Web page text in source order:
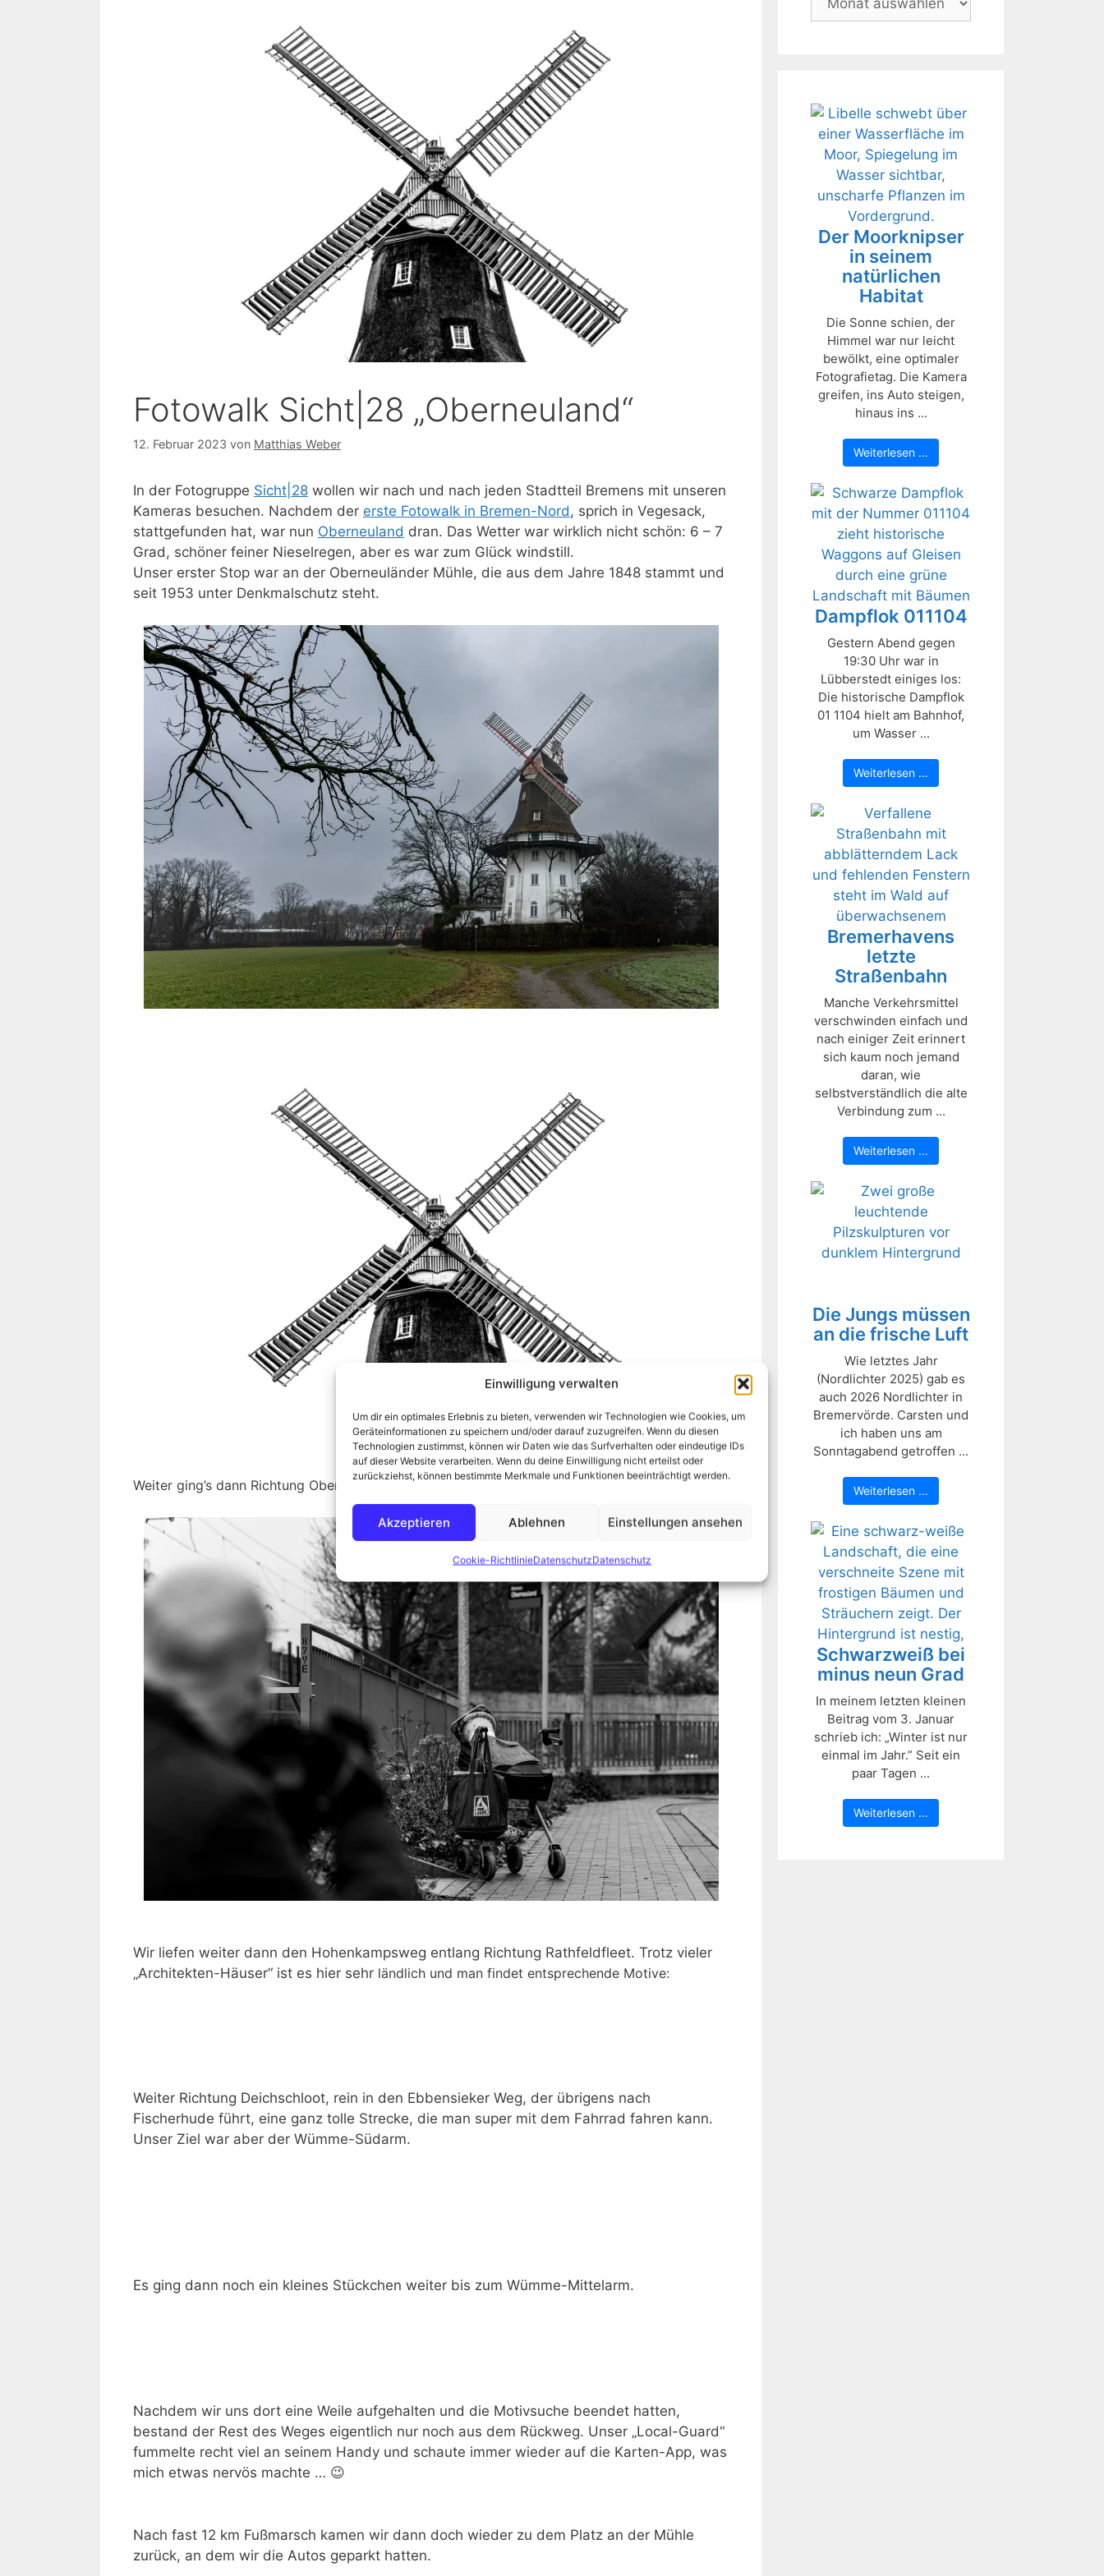
Einwilligung verwalten
Um dir ein optimales Erlebnis zu bieten, verwenden wir Technologien wie Cookies, um
Geräteinformationen zu speichern und/oder darauf zuzugreifen. Wenn du diesen
Technologien zustimmst, können wir Daten wie das Surfverhalten oder eindeutige IDs
auf dieser Website verarbeiten. Wenn du deine Einwilligung nicht erteilst oder
zurückziehst, können bestimmte Merkmale und Funktionen beeinträchtigt werden.
Akzeptieren Ablehnen Einstellungen ansehen
Cookie-RichtlinieDatenschutzDatenschutz
Fotowalk Sicht|28 „Oberneuland“
12. Februar 2023 von Matthias Weber
In der Fotogruppe Sicht|28 wollen wir nach und nach jeden Stadtteil Bremens mit unseren
Kameras besuchen. Nachdem der erste Fotowalk in Bremen-Nord, sprich in Vegesack,
stattgefunden hat, war nun Oberneuland dran. Das Wetter war wirklich nicht schön: 6 – 7
Grad, schöner feiner Nieselregen, aber es war zum Glück windstill.
Unser erster Stop war an der Oberneuländer Mühle, die aus dem Jahre 1848 stammt und
seit 1953 unter Denkmalschutz steht.
Weiter ging’s dann Richtung Oberneuländer Friedhof
Wir liefen weiter dann den Hohenkampsweg entlang Richtung Rathfeldfleet. Trotz vieler
„Architekten-Häuser“ ist es hier sehr ländlich und man findet entsprechende Motive:
Weiter Richtung Deichschloot, rein in den Ebbensieker Weg, der übrigens nach
Fischerhude führt, eine ganz tolle Strecke, die man super mit dem Fahrrad fahren kann.
Unser Ziel war aber der Wümme-Südarm.
Es ging dann noch ein kleines Stückchen weiter bis zum Wümme-Mittelarm.
Nachdem wir uns dort eine Weile aufgehalten und die Motivsuche beendet hatten,
bestand der Rest des Weges eigentlich nur noch aus dem Rückweg. Unser „Local-Guard“
fummelte recht viel an seinem Handy und schaute immer wieder auf die Karten-App, was
mich etwas nervös machte … 😉
Nach fast 12 km Fußmarsch kamen wir dann doch wieder zu dem Platz an der Mühle
zurück, an dem wir die Autos geparkt hatten.
Der Moorknipser
in seinem
natürlichen
Habitat
Die Sonne schien, der
Himmel war nur leicht
bewölkt, eine optimaler
Fotografietag. Die Kamera
greifen, ins Auto steigen,
hinaus ins ...
Weiterlesen …
Dampflok 011104
Gestern Abend gegen
19:30 Uhr war in
Lübberstedt einiges los:
Die historische Dampflok
01 1104 hielt am Bahnhof,
um Wasser ...
Weiterlesen …
Bremerhavens
letzte
Straßenbahn
Manche Verkehrsmittel
verschwinden einfach und
nach einiger Zeit erinnert
sich kaum noch jemand
daran, wie
selbstverständlich die alte
Verbindung zum ...
Weiterlesen …
Die Jungs müssen
an die frische Luft
Wie letztes Jahr
(Nordlichter 2025) gab es
auch 2026 Nordlichter in
Bremervörde. Carsten und
ich haben uns am
Sonntagabend getroffen ...
Weiterlesen …
Schwarzweiß bei
minus neun Grad
In meinem letzten kleinen
Beitrag vom 3. Januar
schrieb ich: „Winter ist nur
einmal im Jahr.” Seit ein
paar Tagen ...
Weiterlesen …